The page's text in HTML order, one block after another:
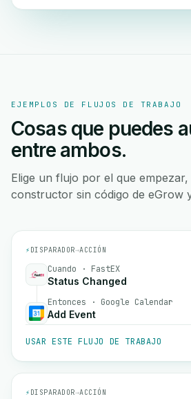
EJEMPLOS DE FLUJOS DE TRABAJO
Cosas que puedes
entre ambos.
Elige un flujo por el que
constructor sin código de eGrow
⚡ DISPARADOR→ACCIÓN
Cuando · FastEX
Status Changed
Entonces · Google Calendar
Add Event
USAR ESTE FLUJO DE TRABAJO
⚡ DISPARADOR→ACCIÓN